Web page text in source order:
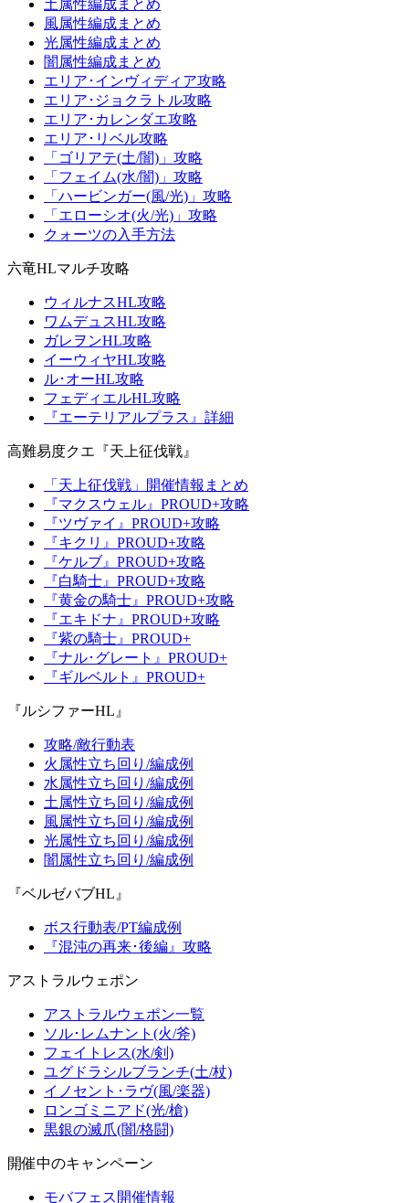
土属性編成まとめ
風属性編成まとめ
光属性編成まとめ
闇属性編成まとめ
エリア･インヴィディア攻略
エリア･ジョクラトル攻略
エリア･カレンダエ攻略
エリア･リベル攻略
「ゴリアテ(土/闇)」攻略
「フェイム(水/闇)」攻略
「ハービンガー(風/光)」攻略
「エローシオ(火/光)」攻略
クォーツの入手方法
六竜HLマルチ攻略
ウィルナスHL攻略
ワムデュスHL攻略
ガレヲンHL攻略
イーウィヤHL攻略
ル･オーHL攻略
フェディエルHL攻略
『エーテリアルプラス』詳細
高難易度クエ『天上征伐戦』
「天上征伐戦」開催情報まとめ
『マクスウェル』PROUD+攻略
『ツヴァイ』PROUD+攻略
『キクリ』PROUD+攻略
『ケルブ』PROUD+攻略
『白騎士』PROUD+攻略
『黄金の騎士』PROUD+攻略
『エキドナ』PROUD+攻略
『紫の騎士』PROUD+
『ナル･グレート』PROUD+
『ギルベルト』PROUD+
『ルシファーHL』
攻略/敵行動表
火属性立ち回り/編成例
水属性立ち回り/編成例
土属性立ち回り/編成例
風属性立ち回り/編成例
光属性立ち回り/編成例
闇属性立ち回り/編成例
『ベルゼバブHL』
ボス行動表/PT編成例
『混沌の再来･後編』攻略
アストラルウェポン
アストラルウェポン一覧
ソル･レムナント(火/斧)
フェイトレス(水/剣)
ユグドラシルブランチ(土/杖)
イノセント･ラヴ(風/楽器)
ロンゴミニアド(光/槍)
黒銀の滅爪(闇/格闘)
開催中のキャンペーン
モバフェス開催情報